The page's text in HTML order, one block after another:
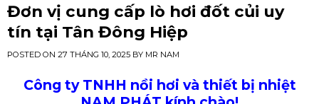
Đơn vị cung cấp lò hơi đốt củi uy
tín tại Tân Đông Hiệp
POSTED ON 27 THÁNG 10, 2025BY MR NAM
Công ty TNHH nồi hơi và thiết bị nhiệt